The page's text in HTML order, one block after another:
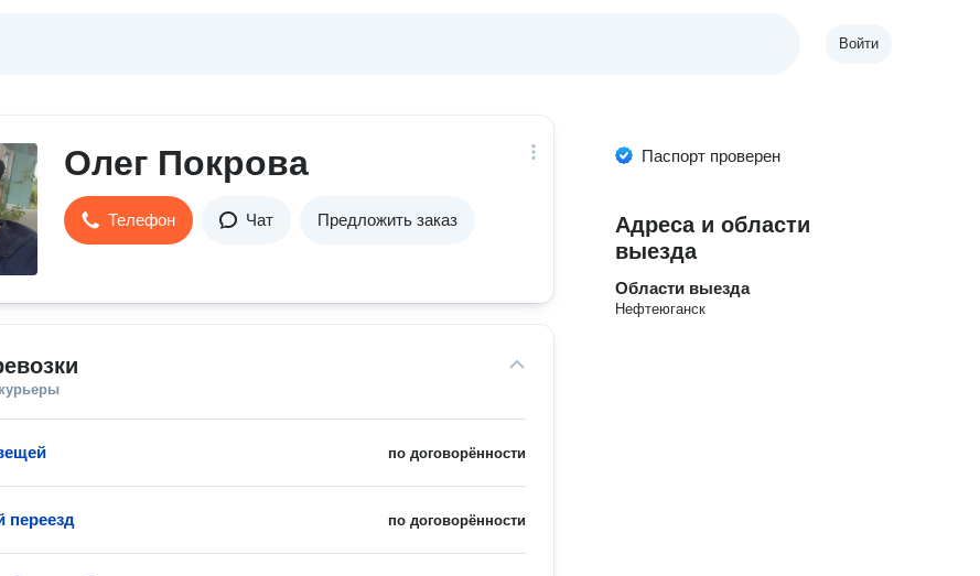
Войти
Олег Покрова
Телефон Чат Предложить заказ
по договорённости
по договорённости
переезд
Паспорт проверен
Адреса и области
выезда
Области выезда
Нефтеюганск